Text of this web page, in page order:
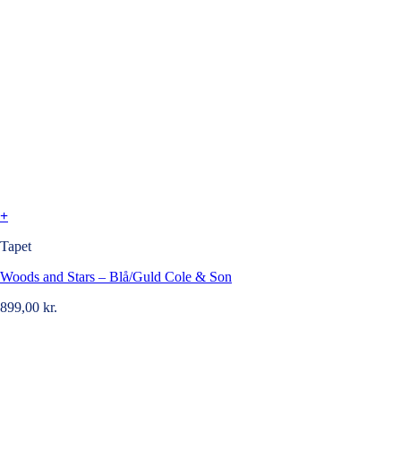
+
Tapet
Woods and Stars – Blå/Guld Cole & Son
899,00 kr.